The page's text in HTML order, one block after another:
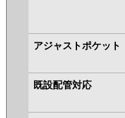
アジャストポケット
既設配管対応